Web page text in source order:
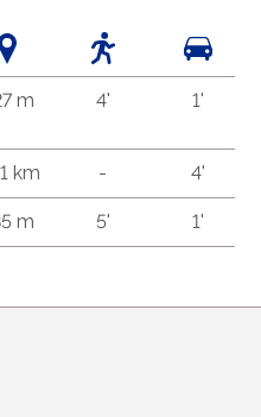
m 4' 1'
km - 4'
m 5' 1'